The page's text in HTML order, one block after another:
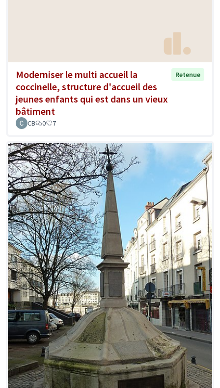
Moderniser le multi accueil la
coccinelle, structure d'accueil des
jeunes enfants qui est dans un vieux
bâtiment
Retenue
CB 0 7